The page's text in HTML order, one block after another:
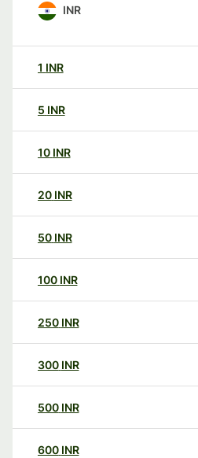
INR
1 INR
5 INR
10 INR
20 INR
50 INR
100 INR
250 INR
300 INR
500 INR
600 INR